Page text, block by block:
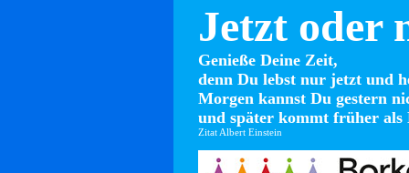
Jetzt oder
Genieße Deine Zeit,
denn Du lebst nur jetzt und
Morgen kannst Du gestern
und später kommt früher als
Zitat Albert Einstein